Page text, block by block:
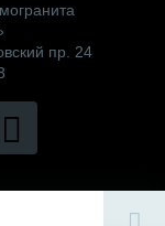
пр. 24